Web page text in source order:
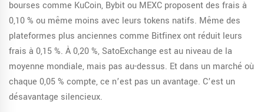
bourses comme KuCoin, Bybit ou MEXC proposent des frais à
0,10 % ou même moins avec leurs tokens natifs. Même des
plateformes plus anciennes comme Bitfinex ont réduit leurs
frais à 0,15 %. À 0,20 %, SatoExchange est au niveau de la
moyenne mondiale, mais pas au-dessus. Et dans un marché où
chaque 0,05 % compte, ce n’est pas un avantage. C’est un
désavantage silencieux.